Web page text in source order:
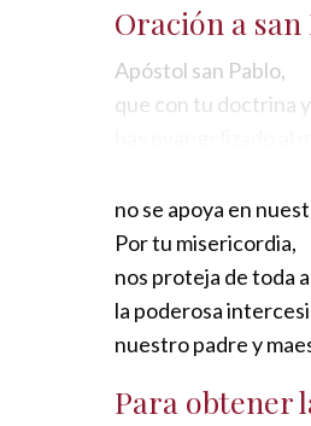
Oración a san
Apóstol san Pablo,
que con tu doctrina
Todo lo esperamos
ante el Divino
Reina de los
Maestro de los
ayúdanos a vivir de
y a que reine en
no se apoya en
Por tu misericordia,
nos proteja de toda
la poderosa
nuestro padre y
Para obtener